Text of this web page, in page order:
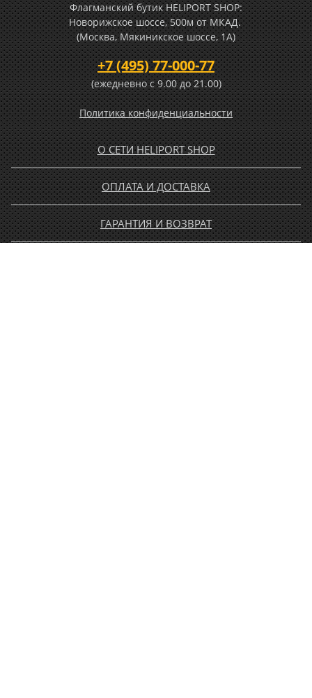
Флагманский бутик HELIPORT SHOP:
Новорижское шоссе, 500м от МКАД.
(Москва, Мякиникское шоссе, 1А)
+7 (495) 77-000-77
(ежедневно c 9.00 до 21.00)
Политика конфиденциальности
О СЕТИ HELIPORT SHOP
ОПЛАТА И ДОСТАВКА
ГАРАНТИЯ И ВОЗВРАТ